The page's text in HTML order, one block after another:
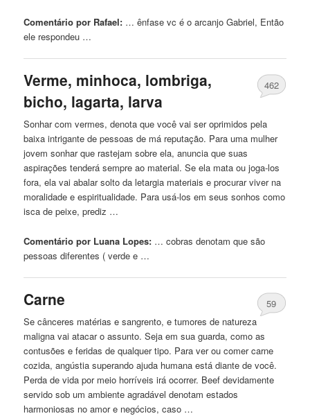
Comentário por Rafael: … ênfase vc é oarcanjo Gabriel, Então
ele respondeu …
Verme, minhoca, lombriga,
bicho, lagarta, larva
462
Sonhar com vermes, denota que você vai ser oprimidos pela
baixa intrigante de pessoas de má reputação. Para uma mulher
jovem sonhar que rastejam sobre ela, anuncia que suas
aspirações tenderá sempre ao material. Se ela mata ou joga-los
fora, ela vai abalar solto da letargia materiais e procurar viver na
moralidade e espiritualidade. Para usá-los em seus sonhos como
isca de peixe, prediz …
Comentário por Luana Lopes: … cobras denotam quesão
pessoas diferentes ( verde e …
Carne
59
Se cânceres matérias e sangrento, e tumores de natureza
maligna vai atacar o assunto. Seja em sua guarda, como as
contusões e feridas de qualquer tipo. Para ver ou comer carne
cozida, angústia superando ajuda humana está diante de você.
Perda de vida por meio horríveis irá ocorrer. Beef devidamente
servido sob um ambiente agradável denotam estados
harmoniosas no amor e negócios, caso …